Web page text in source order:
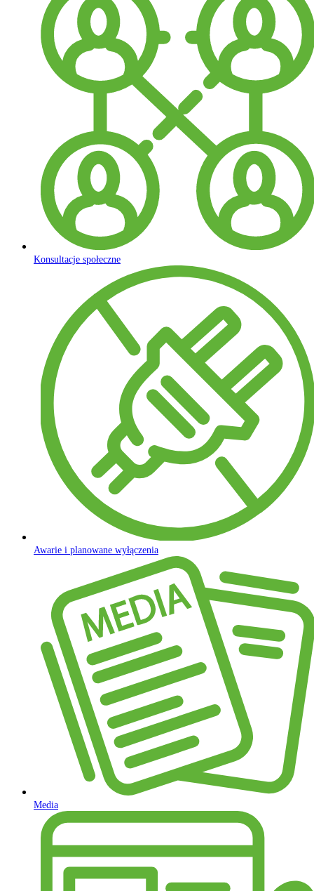
Konsultacje społeczne
Awarie i planowane wyłączenia
Media